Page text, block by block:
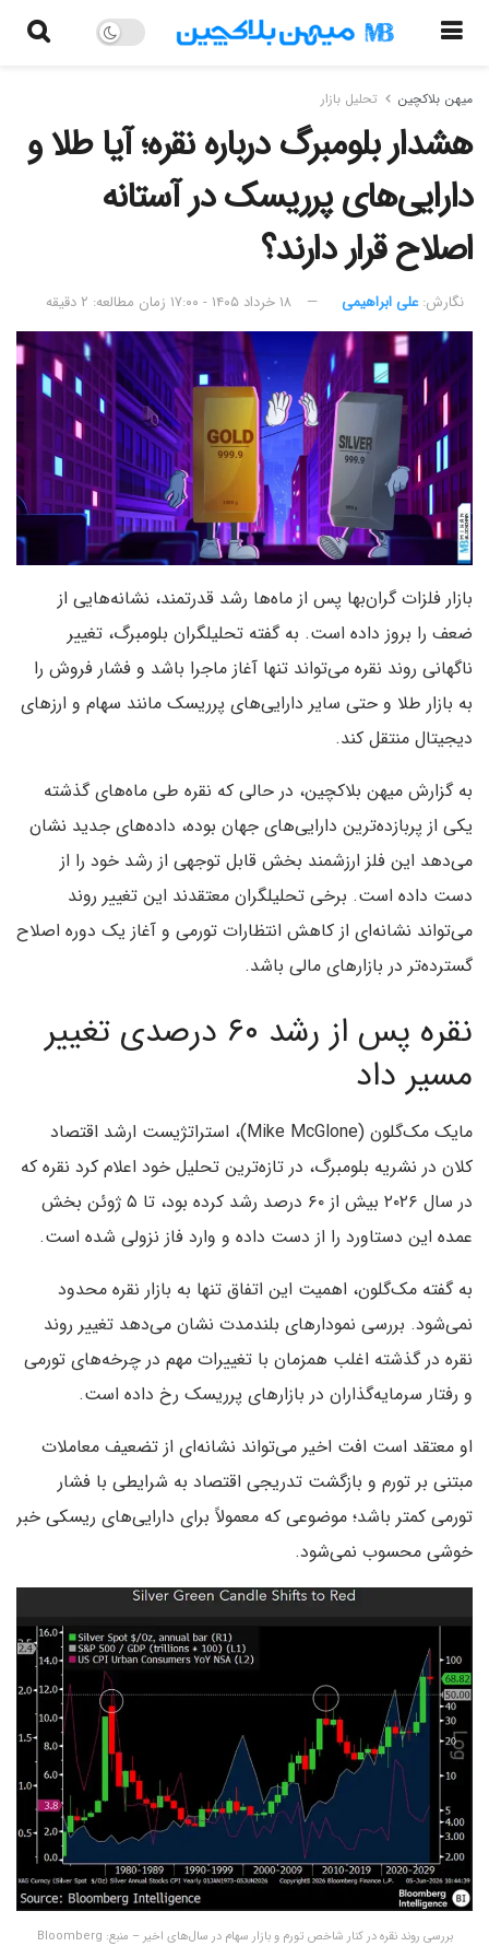
میهن بلاکچین تحلیل بازار
هشدار بلومبرگ درباره نقره؛ آیا طلا و
دارایی‌های پرریسک در آستانه
اصلاح قرار دارند؟
نگارش:‌ علی ابراهیمی ۱۸ خرداد ۱۴۰۵ - ۱۷:۰۰ زمان مطالعه: ۲ دقیقه
بازار فلزات گران‌بها پس از ماه‌ها رشد قدرتمند، نشانه‌هایی از
ضعف را بروز داده است. به گفته تحلیلگران بلومبرگ، تغییر
ناگهانی روند نقره می‌تواند تنها آغاز ماجرا باشد و فشار فروش را
به بازار طلا و حتی سایر دارایی‌های پرریسک مانند سهام و ارزهای
دیجیتال منتقل کند.
به گزارش میهن بلاکچین، در حالی که نقره طی ماه‌های گذشته
یکی از پربازده‌ترین دارایی‌های جهان بوده، داده‌های جدید نشان
می‌دهد این فلز ارزشمند بخش قابل توجهی از رشد خود را از
دست داده است. برخی تحلیلگران معتقدند این تغییر روند
می‌تواند نشانه‌ای از کاهش انتظارات تورمی و آغاز یک دوره اصلاح
گسترده‌تر در بازارهای مالی باشد.
نقره پس از رشد ۶۰ درصدی تغییر
مسیر داد
مایک مک‌گلون (Mike McGlone)، استراتژیست ارشد اقتصاد
کلان در نشریه بلومبرگ، در تازه‌ترین تحلیل خود اعلام کرد نقره که
در سال ۲۰۲۶ بیش از ۶۰ درصد رشد کرده بود، تا ۵ ژوئن بخش
عمده این دستاورد را از دست داده و وارد فاز نزولی شده است.
به گفته مک‌گلون، اهمیت این اتفاق تنها به بازار نقره محدود
نمی‌شود. بررسی نمودارهای بلندمدت نشان می‌دهد تغییر روند
نقره در گذشته اغلب همزمان با تغییرات مهم در چرخه‌های تورمی
و رفتار سرمایه‌گذاران در بازارهای پرریسک رخ داده است.
او معتقد است افت اخیر می‌تواند نشانه‌ای از تضعیف معاملات
مبتنی بر تورم و بازگشت تدریجی اقتصاد به شرایطی با فشار
تورمی کمتر باشد؛ موضوعی که معمولاً برای دارایی‌های ریسکی خبر
خوشی محسوب نمی‌شود.
بررسی روند نقره در کنار شاخص تورم و بازار سهام در سال‌های اخیر – منبع: Bloomberg